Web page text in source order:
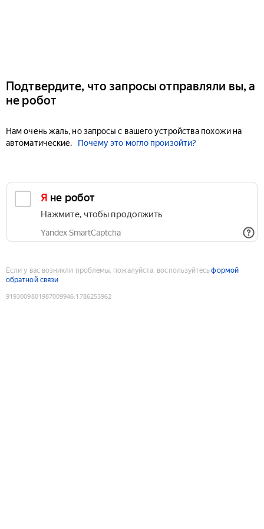
Подтвердите, что запросы отправляли вы, а
не робот
Нам очень жаль, но запросы с вашего устройства похожи на
автоматические.
Почему это могло произойти?
Я не робот
Нажмите, чтобы продолжить
Yandex SmartCaptcha
Если у вас возникли проблемы, пожалуйста, воспользуйтесьформой
обратной связи
9193009801987009946:1786253962